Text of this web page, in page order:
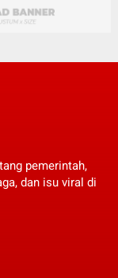
pemerintah,
dan isu viral di